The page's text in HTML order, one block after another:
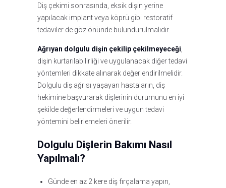
Diş çekimi sonrasında, eksik dişin yerine
yapılacak implant veya köprü gibi restoratif
tedaviler de göz önünde bulundurulmalıdır.
Ağrıyan dolgulu dişin çekilip çekilmeyeceği,
dişin kurtarılabilirliği ve uygulanacak diğer tedavi
yöntemleri dikkate alınarak değerlendirilmelidir.
Dolgulu diş ağrısı yaşayan hastaların, diş
hekimine başvurarak dişlerinin durumunu en iyi
şekilde değerlendirmeleri ve uygun tedavi
yöntemini belirlemeleri önerilir.
Dolgulu Dişlerin Bakımı Nasıl
Yapılmalı?
Günde en az 2 kere diş fırçalama yapın,